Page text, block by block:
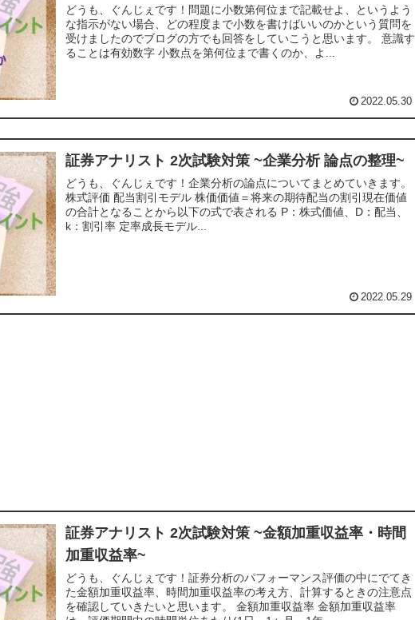
どうも、ぐんじぇです！問題に小数第何位まで記載せよ、というよう
な指示がない場合、どの程度まで小数を書けばいいのかという質問を
受けましたのでブログの方でも回答をしていこうと思います。 意識す
ることは有効数字 小数点を第何位まで書くのか、よ...
2022.05.30
証券アナリスト 2次試験対策 ~企業分析 論点の整理~
どうも、ぐんじぇです！企業分析の論点についてまとめていきます。
株式評価 配当割引モデル 株価価値＝将来の期待配当の割引現在価値
の合計となることから以下の式で表される P：株式価値、D：配当、
k：割引率 定率成長モデル...
2022.05.29
証券アナリスト 2次試験対策 ~金額加重収益率・時間
加重収益率~
どうも、ぐんじぇです！証券分析のパフォーマンス評価の中にでてき
た金額加重収益率、時間加重収益率の考え方、計算するときの注意点
を確認していきたいと思います。 金額加重収益率 金額加重収益率